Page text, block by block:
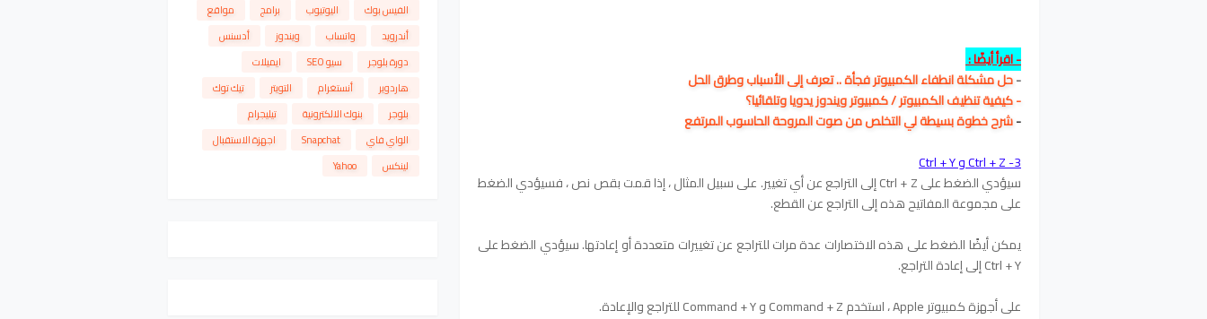
- اقرأ أيضًا :
-حل مشكلة انطفاء الكمبيوتر فجأة .. تعرف إلى الأسباب وطرق الحل
- كيفية تنظيف الكمبيوتر / كمبيوتر ويندوز يدويا وتلقائيا؟
-شرح خطوة بسيطة لي التخلص من صوت المروحة الحاسوب المرتفع
3- Ctrl + Z و Ctrl + Y
سيؤدي الضغط على Ctrl + Z إلى التراجع عن أي تغيير. على سبيل المثال ، إذا قمت بقص نص ، فسيؤدي الضغط
على مجموعة المفاتيح هذه إلى التراجع عن القطع.
يمكن أيضًا الضغط على هذه الاختصارات عدة مرات للتراجع عن تغييرات متعددة أو إعادتها. سيؤدي الضغط على
Ctrl + Y إلى إعادة التراجع.
على أجهزة كمبيوتر Apple ، استخدم Command + Z و Command + Y للتراجع والإعادة.
الفيس بوك اليوتيوب برامج
مواقع
أندرويد
واتساب ويندوز
أدسنس
دورة بلوجر
سيو SEO
ايميلات
هاردوير
أنستغرام التويتر
تيك توك
بلوجر
بنوك الالكترونية
تيليجرام
الواي فاي
Snapchat
اجهزة الاستقبال
لينكس
Yahoo